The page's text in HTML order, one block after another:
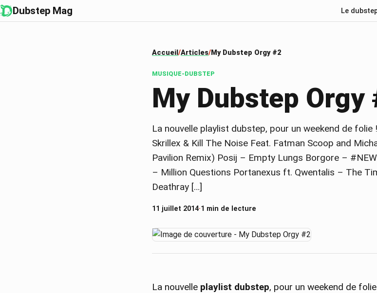
Dubstep Mag Le
Accueil Articles My Dubstep Orgy #2
MUSIQUE-DUBSTEP
My Dubstep Orgy
La nouvelle playlist dubstep, pour un weekend de
Skrillex & Kill The Noise Feat. Fatman Scoop and
Pavilion Remix) Posij – Empty Lungs Borgore –
– Million Questions Portanexus ft. Qwentalis – The
Deathray […]
11 juillet 2014·1 min de lecture
La nouvelle playlist dubstep, pour un weekend de